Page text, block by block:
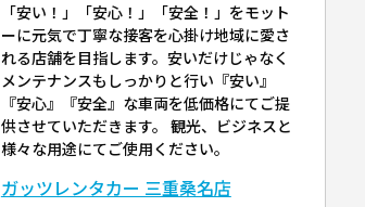
「安い！」「安心！」「安全！」をモット
ーに元気で丁寧な接客を心掛け地域に愛さ
れる店舗を目指します。安いだけじゃなく
メンテナンスもしっかりと行い『安い』
『安心』『安全』な車両を低価格にてご提
供させていただきます。 観光、ビジネスと
様々な用途にてご使用ください。
ガッツレンタカー 三重桑名店